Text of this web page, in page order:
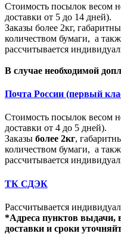
Стоимость посылок весом
доставки от 5 до 14 дней).
Заказы более 2кг,
количеством бумаги, а
рассчитывается
В случае необходимой
Почта России (первый
Стоимость посылок весом
доставки от 4 до 5 дней).
Заказы более 2кг,
количеством бумаги, а
рассчитывается
ТК СДЭК
Рассчитывается
*Адреса пунктов выдачи,
доставки и сроки